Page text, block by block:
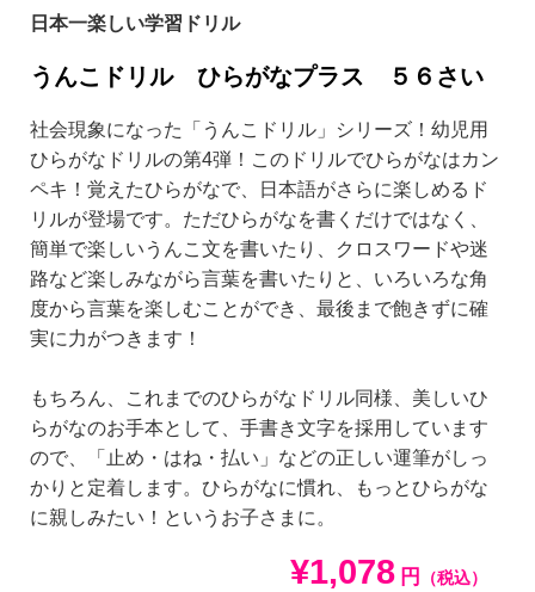
日本一楽しい学習ドリル
うんこドリル ひらがなプラス ５６さい
社会現象になった「うんこドリル」シリーズ！幼児用
ひらがなドリルの第4弾！このドリルでひらがなはカン
ペキ！覚えたひらがなで、日本語がさらに楽しめるド
リルが登場です。ただひらがなを書くだけではなく、
簡単で楽しいうんこ文を書いたり、クロスワードや迷
路など楽しみながら言葉を書いたりと、いろいろな角
度から言葉を楽しむことができ、最後まで飽きずに確
実に力がつきます！
もちろん、これまでのひらがなドリル同様、美しいひ
らがなのお手本として、手書き文字を採用しています
ので、「止め・はね・払い」などの正しい運筆がしっ
かりと定着します。ひらがなに慣れ、もっとひらがな
に親しみたい！というお子さまに。
¥1,078 円 （税込）